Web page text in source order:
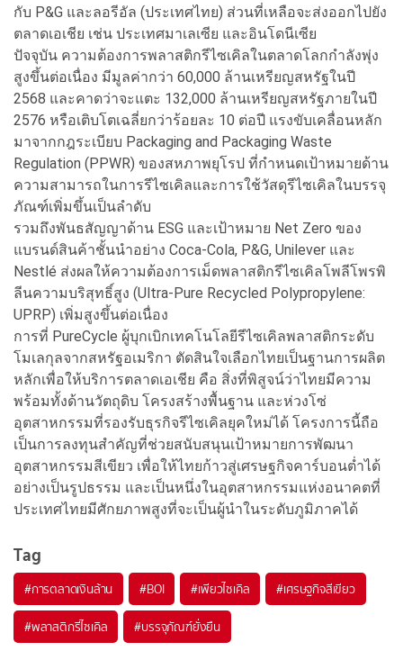
กับ P&G และลอรีอัล (ประเทศไทย) ส่วนที่เหลือจะส่งออกไปยัง
ตลาดเอเชีย เช่น ประเทศมาเลเซีย และอินโดนีเซีย
ปัจจุบัน ความต้องการพลาสติกรีไซเคิลในตลาดโลกกำลังพุ่ง
สูงขึ้นต่อเนื่อง มีมูลค่ากว่า 60,000 ล้านเหรียญสหรัฐในปี
2568 และคาดว่าจะแตะ 132,000 ล้านเหรียญสหรัฐภายในปี
2576 หรือเติบโตเฉลี่ยกว่าร้อยละ 10 ต่อปี แรงขับเคลื่อนหลัก
มาจากกฎระเบียบ Packaging and Packaging Waste
Regulation (PPWR) ของสหภาพยุโรป ที่กำหนดเป้าหมายด้าน
ความสามารถในการรีไซเคิลและการใช้วัสดุรีไซเคิลในบรรจุ
ภัณฑ์เพิ่มขึ้นเป็นลำดับ
รวมถึงพันธสัญญาด้าน ESG และเป้าหมาย Net Zero ของ
แบรนด์สินค้าชั้นนำอย่าง Coca-Cola, P&G, Unilever และ
Nestlé ส่งผลให้ความต้องการเม็ดพลาสติกรีไซเคิลโพลีโพรพิ
ลีนความบริสุทธิ์สูง (Ultra-Pure Recycled Polypropylene:
UPRP) เพิ่มสูงขึ้นต่อเนื่อง
การที่ PureCycle ผู้บุกเบิกเทคโนโลยีรีไซเคิลพลาสติกระดับ
โมเลกุลจากสหรัฐอเมริกา ตัดสินใจเลือกไทยเป็นฐานการผลิต
หลักเพื่อให้บริการตลาดเอเชีย คือ สิ่งที่พิสูจน์ว่าไทยมีความ
พร้อมทั้งด้านวัตถุดิบ โครงสร้างพื้นฐาน และห่วงโซ่
อุตสาหกรรมที่รองรับธุรกิจรีไซเคิลยุคใหม่ได้ โครงการนี้ถือ
เป็นการลงทุนสำคัญที่ช่วยสนับสนุนเป้าหมายการพัฒนา
อุตสาหกรรมสีเขียว เพื่อให้ไทยก้าวสู่เศรษฐกิจคาร์บอนต่ำได้
อย่างเป็นรูปธรรม และเป็นหนึ่งในอุตสาหกรรมแห่งอนาคตที่
ประเทศไทยมีศักยภาพสูงที่จะเป็นผู้นำในระดับภูมิภาคได้
Tag
#การตลาดเงินล้าน #BOI #เพียวไซเคิล #เศรษฐกิจสีเขียว
#พลาสติกรีไซเคิล #บรรจุภัณฑ์ยั่งยืน